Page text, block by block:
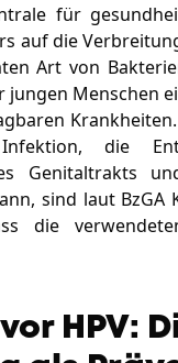
für
auf die
Art von
jungen Menschen
die
Genitaltrakts
sind laut BzGA
die
HPV: